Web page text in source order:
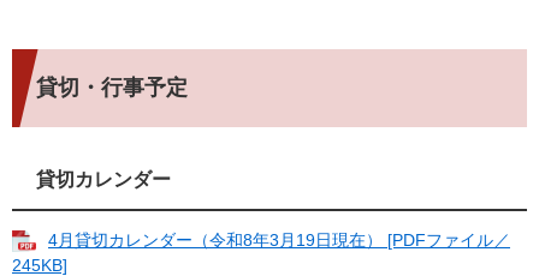
貸切・行事予定
貸切カレンダー
4月貸切カレンダー（令和8年3月19日現在） [PDFファイル／
245KB]